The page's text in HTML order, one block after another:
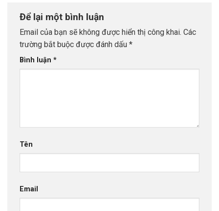
Để lại một bình luận
Email của bạn sẽ không được hiển thị công khai. Các
trường bắt buộc được đánh dấu *
Bình luận *
Tên
Email